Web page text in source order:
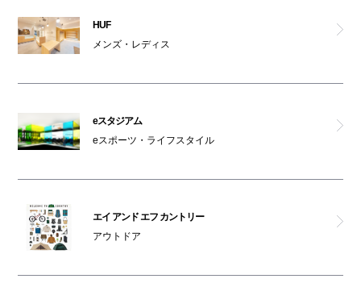
ATM
（パークスガーデン含む）
ペットはキャリーバッグに入れてご入館ください
HUF
メンズ・レディス
eスタジアム
eスポーツ・ライフスタイル
エイ アンド エフ カントリー
アウトドア